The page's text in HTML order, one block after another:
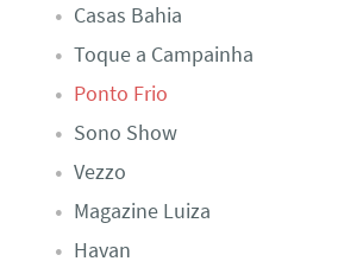
Casas Bahia
Toque a Campainha
Ponto Frio
Sono Show
Vezzo
Magazine Luiza
Havan